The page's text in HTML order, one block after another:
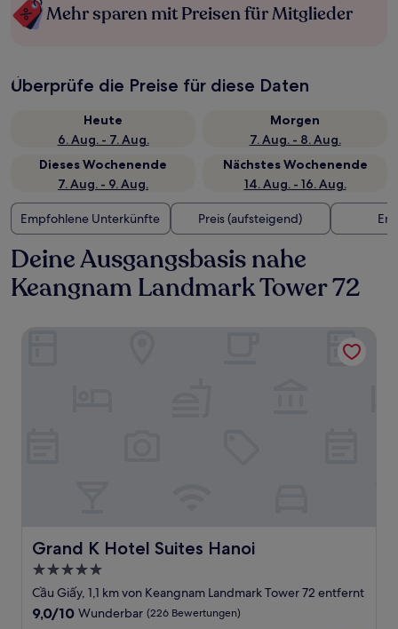
Mehr sparen mit Preisen für Mitglieder
Überprüfe die Preise für diese Daten
Heute
6. Aug. - 7. Aug.
Morgen
7. Aug. - 8. Aug.
Dieses Wochenende
7. Aug. - 9. Aug.
Nächstes Wochenende
14. Aug. - 16. Aug.
Empfohlene Unterkünfte Preis (aufsteigend)
Deine Ausgangsbasis nahe
Keangnam Landmark Tower 72
Grand K Hotel Suites Hanoi
Grand K Hotel Suites Hanoi
5.0-
Sterne-
Unterkunft
Cầu Giấy, 1,1 km von Keangnam Landmark Tower 72 entfernt
9.0
9,0/10 Wunderbar (226 Bewertungen)